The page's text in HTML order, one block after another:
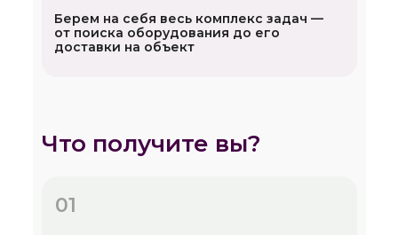
Берем на себя весь комплекс задач —
от поиска оборудования до его
доставки на объект
Что получите вы?
01